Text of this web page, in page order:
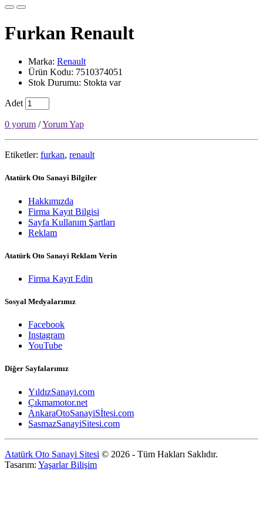
Furkan Renault
Marka: Renault
Ürün Kodu: 7510374051
Stok Durumu: Stokta var
Adet
0 yorum /Yorum Yap
Etiketler: furkan, renault
Atatürk Oto Sanayi Bilgiler
Hakkımızda
Firma Kayıt Bilgisi
Sayfa Kullanım Şartları
Reklam
Atatürk Oto Sanayi Reklam Verin
Firma Kayıt Edin
Sosyal Medyalarımız
Facebook
Instagram
YouTube
Diğer Sayfalarımız
YıldızSanayi.com
Çıkmamotor.net
AnkaraOtoSanayiSİtesi.com
SasmazSanayiSitesi.com
Atatürk Oto Sanayi Sitesi © 2026 - Tüm Hakları Saklıdır.
Tasarım: Yaşarlar Bilişim